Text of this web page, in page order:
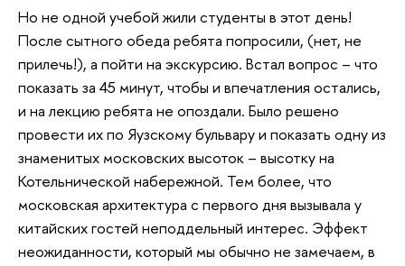
Но не одной учебой жили студенты в этот день!
После сытного обеда ребята попросили, (нет, не
прилечь!), а пойти на экскурсию. Встал вопрос – что
показать за 45 минут, чтобы и впечатления остались,
и на лекцию ребята не опоздали. Было решено
провести их по Яузскому бульвару и показать одну из
знаменитых московских высоток – высотку на
Котельнической набережной. Тем более, что
московская архитектура с первого дня вызывала у
китайских гостей неподдельный интерес. Эффект
неожиданности, который мы обычно не замечаем, в